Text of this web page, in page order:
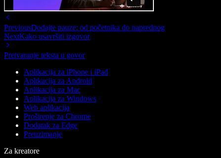
PreviousDodajte pauze: od početnika do naprednog
NextKako usavršiti izgovor
Pretvaranje teksta u govor
Aplikacija za iPhone i iPad
Aplikacija za Android
Aplikacija za Mac
Aplikacija za Windows
Web aplikacija
Proširenje za Chrome
Dodatak za Edge
Preuzimanje
Za kreatore